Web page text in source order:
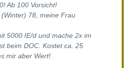
Ab 100 Vorsicht!
78, meine Frau
5000 IE/d und mache 2x im
beim DOC. Kostet ca. 25
mir aber Wert!